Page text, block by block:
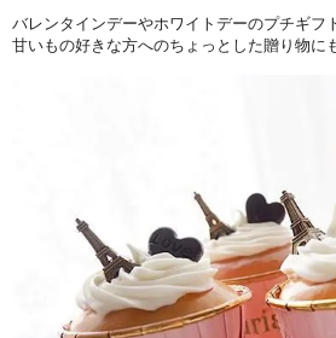
バレンタインデーやホワイトデーのプチギフ
甘いもの好きな方へのちょっとした贈り物に